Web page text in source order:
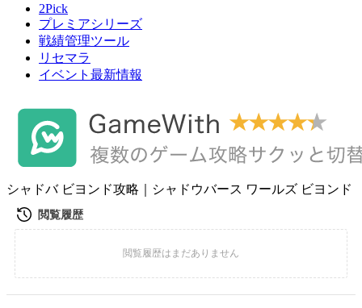
2Pick
プレミアシリーズ
戦績管理ツール
リセマラ
イベント最新情報
シャドバ ビヨンド攻略｜シャドウバース ワールズ ビヨンド